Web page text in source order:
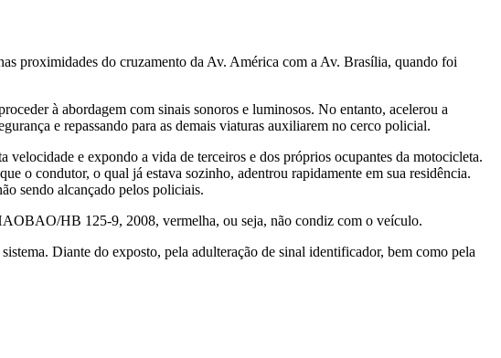
proximidades do cruzamento da Av. América com a Av. Brasília, quando foi
à abordagem com sinais sonoros e luminosos. No entanto, acelerou a
e repassando para as demais viaturas auxiliarem no cerco policial.
e expondo a vida de terceiros e dos próprios ocupantes da motocicleta.
o condutor, o qual já estava sozinho, adentrou rapidamente em sua residência.
sendo alcançado pelos policiais.
HB 125-9, 2008, vermelha, ou seja, não condiz com o veículo.
Diante do exposto, pela adulteração de sinal identificador, bem como pela